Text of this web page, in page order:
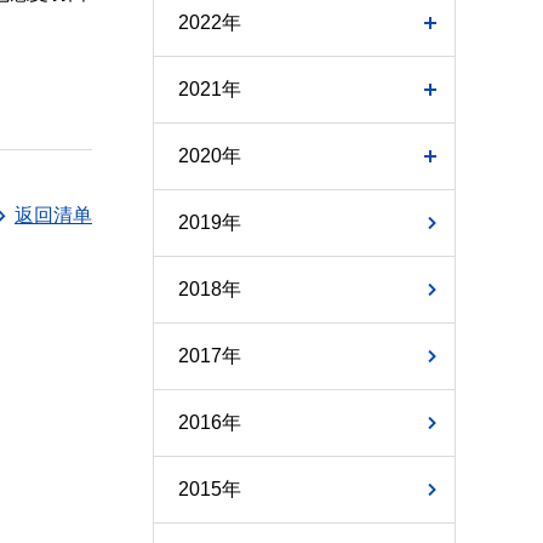
返回清单
2022年
2021年
2020年
2019年
2018年
2017年
2016年
2015年